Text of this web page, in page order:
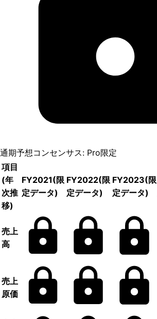
通期予想コンセンサス: Pro限定
項目
(年
次推
移)
FY2021(限
定データ)
FY2022(限
定データ)
FY2023(限
定データ)
売上
高
売上
原価